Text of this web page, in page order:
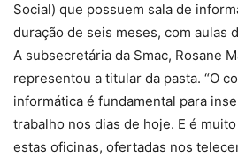
Social) que possuem sala de
duração de seis meses, com aulas
A subsecretária da Smac, Rosane
representou a titular da pasta. “O
informática é fundamental para
trabalho nos dias de hoje. E é
estas oficinas, ofertadas nos